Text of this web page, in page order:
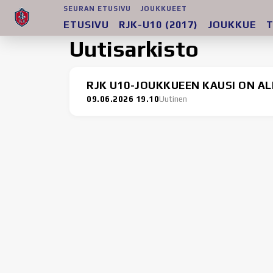
SEURAN ETUSIVU JOUKKUEET
ETUSIVU RJK-U10 (2017) JOUKKUE
Uutisarkisto
RJK U10-JOUKKUEEN KAUSI ON
09.06.2026 19.10Uutinen